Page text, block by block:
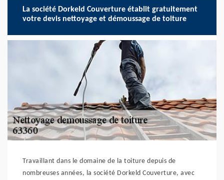
La société Dorkeld Couverture établit gratuitement
votre devis nettoyage et démoussage de toiture
Travaillant dans le domaine de la toiture depuis de
nombreuses années, la société Dorkeld Couverture, avec